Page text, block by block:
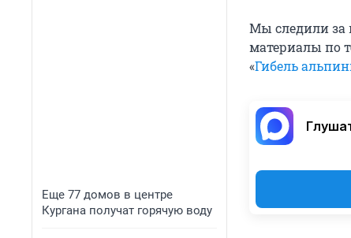
Еще 77 домов в центре
Кургана получат горячую воду
Мы следили за
материалы по
«Гибель